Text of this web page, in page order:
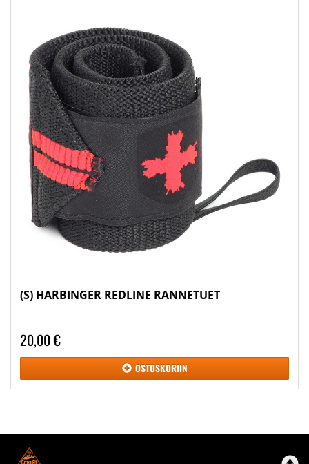
(S) HARBINGER REDLINE RANNETUET
20,00 €
OSTOSKORIIN